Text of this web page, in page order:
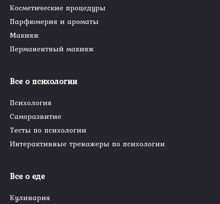
Косметические процедуры
Парфюмерия и ароматы
Макияж
Перманентный макияж
Все о психологии
Психология
Саморазвитие
Тесты по психологии
Интерактивные тренажеры по психологии
Все о еде
Кулинария